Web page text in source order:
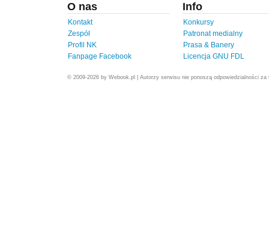
O nas
Kontakt
Zespół
Profil NK
Fanpage Facebook
Info
Konkursy
Patronat medialny
Prasa & Banery
Licencja GNU FDL
© 2009-2026 by Webook.pl | Autorzy serwisu nie ponoszą odpowiedzialności